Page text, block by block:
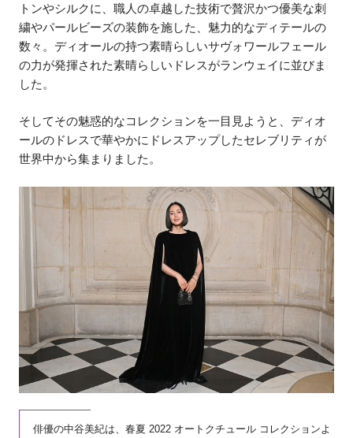
トンやシルクに、職人の卓越した技術で贅沢かつ優美な刺
繍やパールビーズの装飾を施した、魅力的なディテールの
数々。ディオールの持つ素晴らしいサヴォワールフェール
の力が発揮された素晴らしいドレスがランウェイに並びま
した。
そしてその魅惑的なコレクションを一目見ようと、ディオ
ールのドレスで華やかにドレスアップしたセレブリティが
世界中から集まりました。
俳優の中谷美紀は、春夏 2022 オートクチュール コレクションよ